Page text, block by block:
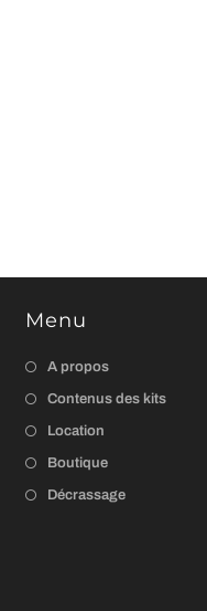
Menu
A propos
Contenus des kits
Location
Boutique
Décrassage